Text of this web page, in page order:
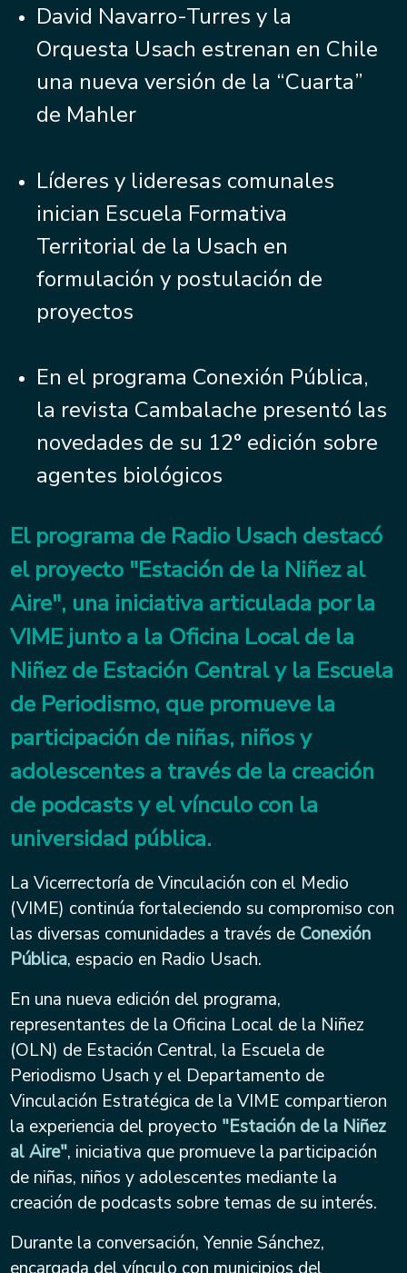
David Navarro-Turres y la
Orquesta Usach estrenan en Chile
una nueva versión de la “Cuarta”
de Mahler
Líderes y lideresas comunales
inician Escuela Formativa
Territorial de la Usach en
formulación y postulación de
proyectos
En el programa Conexión Pública,
la revista Cambalache presentó las
novedades de su 12° edición sobre
agentes biológicos
El programa de Radio Usach destacó
el proyecto "Estación de la Niñez al
Aire", una iniciativa articulada por la
VIME junto a la Oficina Local de la
Niñez de Estación Central y la Escuela
de Periodismo, que promueve la
participación de niñas, niños y
adolescentes a través de la creación
de podcasts y el vínculo con la
universidad pública.
La Vicerrectoría de Vinculación con el Medio
(VIME) continúa fortaleciendo su compromiso con
las diversas comunidades a través de Conexión
Pública, espacio en Radio Usach.
En una nueva edición del programa,
representantes de la Oficina Local de la Niñez
(OLN) de Estación Central, la Escuela de
Periodismo Usach y el Departamento de
Vinculación Estratégica de la VIME compartieron
la experiencia del proyecto "Estación de la Niñez
al Aire", iniciativa que promueve la participación
de niñas, niños y adolescentes mediante la
creación de podcasts sobre temas de su interés.
Durante la conversación, Yennie Sánchez,
encargada del vínculo con municipios del